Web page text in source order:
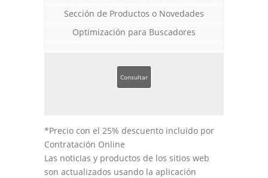
Sección de Productos o Novedades
Optimización para Buscadores
Consultar
*Precio con el 25% descuento incluido por
Contratación Online
Las noticias y productos de los sitios web
son actualizados usando la aplicación